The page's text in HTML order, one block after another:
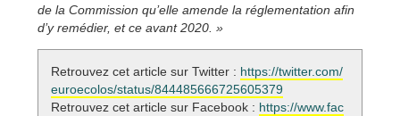
de la Commission qu’elle amende la réglementation afin
d’y remédier, et ce avant 2020. »
Retrouvez cet article sur Twitter : https://twitter.com/
euroecolos/status/844485666725605379
Retrouvez cet article sur Facebook : https://www.fac